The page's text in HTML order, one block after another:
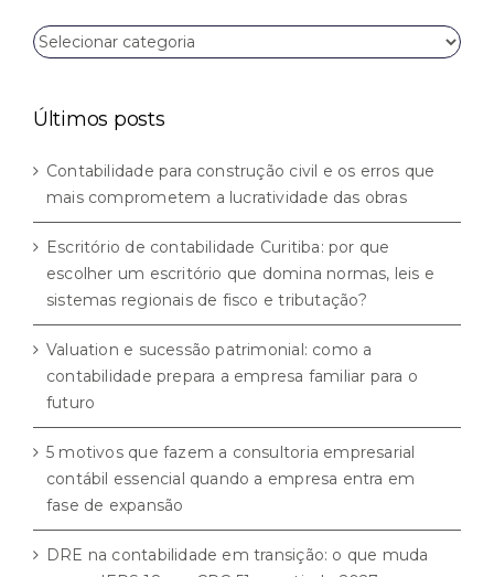
Navegue
por
Últimos posts
Contabilidade para construção civil e os erros que
mais comprometem a lucratividade das obras
Escritório de contabilidade Curitiba: por que
escolher um escritório que domina normas, leis e
sistemas regionais de fisco e tributação?
Valuation e sucessão patrimonial: como a
contabilidade prepara a empresa familiar para o
futuro
5 motivos que fazem a consultoria empresarial
contábil essencial quando a empresa entra em
fase de expansão
DRE na contabilidade em transição: o que muda